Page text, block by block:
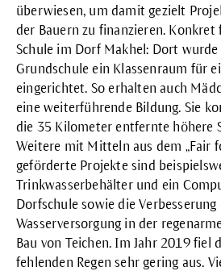
überwiesen, um damit gezielt
der Bauern zu finanzieren. Konkret
Schule im Dorf Makhel: Dort
Grundschule ein Klassenraum für
eingerichtet. So erhalten auch
eine weiterführende Bildung. Sie
die 35 Kilometer entfernte höhere
Weitere mit Mitteln aus dem „Fair
geförderte Projekte sind
Trinkwasserbehälter und ein
Dorfschule sowie die Verbesserung
Wasserversorgung in der
Bau von Teichen. Im Jahr 2019 fiel
fehlenden Regen sehr gering aus.